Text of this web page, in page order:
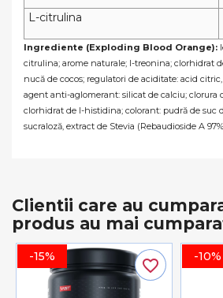
L-citrulina
Ingrediente (Exploding Blood Orange):
citrulina; arome naturale; l-treonina; clorhidrat
nucă de cocos; regulatori de aciditate: acid
agent anti-aglomerant: silicat de calciu; clorura
clorhidrat de l-histidina; colorant: pudră de suc
sucraloză, extract de Stevia (Rebaudioside A
Clientii care au
produs au mai
-15% favorite_border -10%